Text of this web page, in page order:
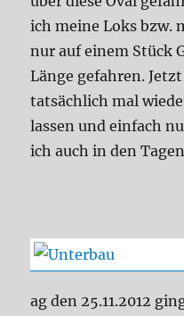
ich meine Loks bzw.
nur auf einem Stück
Länge gefahren.
tatsächlich mal
lassen und einfach
ich auch in den
ag den 25.11.2012